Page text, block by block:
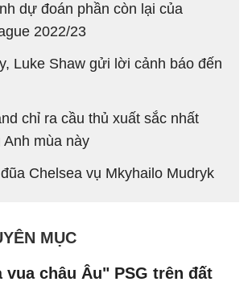
dự đoán phần còn lại của
2022/23
Luke Shaw gửi lời cảnh báo đến
chỉ ra cầu thủ xuất sắc nhất
Anh mùa này
Chelsea vụ Mkyhailo Mudryk
MỤC
vua châu Âu" PSG trên đất